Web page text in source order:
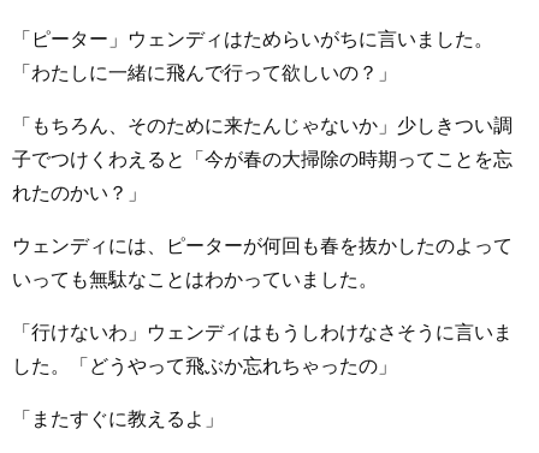
「ピーター」ウェンディはためらいがちに言いました。
「わたしに一緒に飛んで行って欲しいの？」
「もちろん、そのために来たんじゃないか」少しきつい調
子でつけくわえると「今が春の大掃除の時期ってことを忘
れたのかい？」
ウェンディには、ピーターが何回も春を抜かしたのよって
いっても無駄なことはわかっていました。
「行けないわ」ウェンディはもうしわけなさそうに言いま
した。「どうやって飛ぶか忘れちゃったの」
「またすぐに教えるよ」